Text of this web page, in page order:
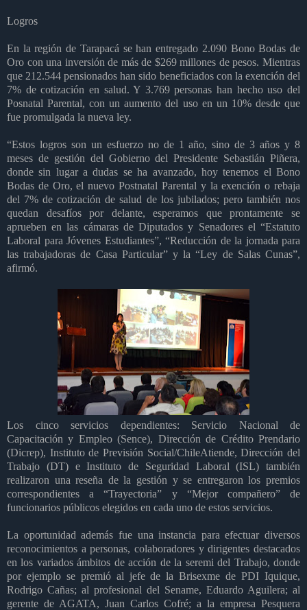
Logros
En la región de Tarapacá se han entregado 2.090 Bono Bodas de
Oro con una inversión de más de $269 millones de pesos. Mientras
que 212.544 pensionados han sido beneficiados con la exención del
7% de cotización en salud. Y 3.769 personas han hecho uso del
Posnatal Parental, con un aumento del uso en un 10% desde que
fue promulgada la nueva ley.
“Estos logros son un esfuerzo no de 1 año, sino de 3 años y 8
meses de gestión del Gobierno del Presidente Sebastián Piñera,
donde sin lugar a dudas se ha avanzado, hoy tenemos el Bono
Bodas de Oro, el nuevo Postnatal Parental y la exención o rebaja
del 7% de cotización de salud de los jubilados; pero también nos
quedan desafíos por delante, esperamos que prontamente se
aprueben en las cámaras de Diputados y Senadores el “Estatuto
Laboral para Jóvenes Estudiantes”, “Reducción de la jornada para
las trabajadoras de Casa Particular” y la “Ley de Salas Cunas”,
afirmó.
Los cinco servicios dependientes: Servicio Nacional de
Capacitación y Empleo (Sence), Dirección de Crédito Prendario
(Dicrep), Instituto de Previsión Social/ChileAtiende, Dirección del
Trabajo (DT) e Instituto de Seguridad Laboral (ISL) también
realizaron una reseña de la gestión y se entregaron los premios
correspondientes a “Trayectoria” y “Mejor compañero” de
funcionarios públicos elegidos en cada uno de estos servicios.
La oportunidad además fue una instancia para efectuar diversos
reconocimientos a personas, colaboradores y dirigentes destacados
en los variados ámbitos de acción de la seremi del Trabajo, donde
por ejemplo se premió al jefe de la Brisexme de PDI Iquique,
Rodrigo Cañas; al profesional del Sename, Eduardo Aguilera; al
gerente de AGATA, Juan Carlos Cofré; a la empresa Pesquera